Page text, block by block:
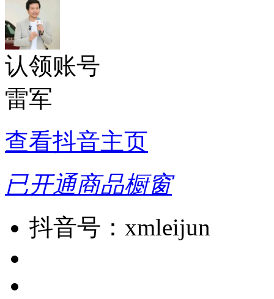
认领账号
雷军
查看抖音主页
已开通商品橱窗
抖音号： xmleijun